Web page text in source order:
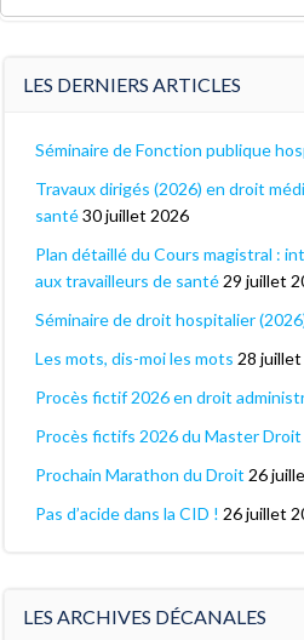
for:
LES DERNIERS ARTICLES
Séminaire de Fonction publique
Travaux dirigés (2026) en droit
santé30 juillet 2026
Plan détaillé du Cours magistral :
aux travailleurs de santé 29 juillet
Séminaire de droit hospitalier
Les mots, dis-moi les mots 28
Procès fictif 2026 en droit
Procès fictifs 2026 du Master Droit
Prochain Marathon du Droit 26
Pas d’acide dans la CID ! 26 juillet
LES ARCHIVES DÉCANALES